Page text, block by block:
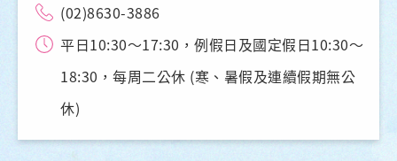
(02)8630-3886
平日10:30～17:30，例假日及國定假日10:30～
18:30，每周二公休 (寒、暑假及連續假期無公
休)